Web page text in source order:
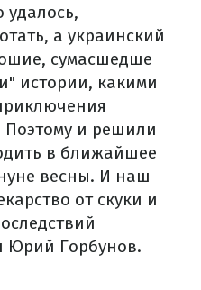
удалось,
а украинский
сумасшедше
истории, какими
Поэтому и решили
в ближайшее
весны. И наш
от скуки и
Юрий Горбунов.